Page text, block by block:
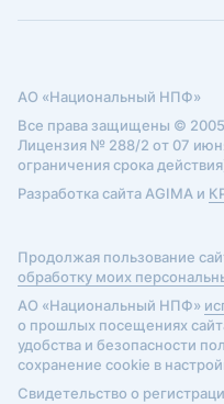
АО «Национальный НПФ»
Все права защищены ©
Лицензия № 288/2 от 07
ограничения срока
Разработка сайта AGIMA и
Продолжая пользование
обработку моих
АО «Национальный НПФ»
о прошлых посещениях
удобства и безопасности
сохранение cookie в
Свидетельство о